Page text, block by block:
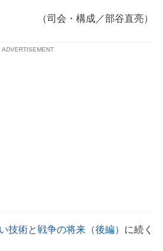
（司会・構成／部谷直亮）
ADVERTISEMENT
技術と戦争の将来（後編） に続く